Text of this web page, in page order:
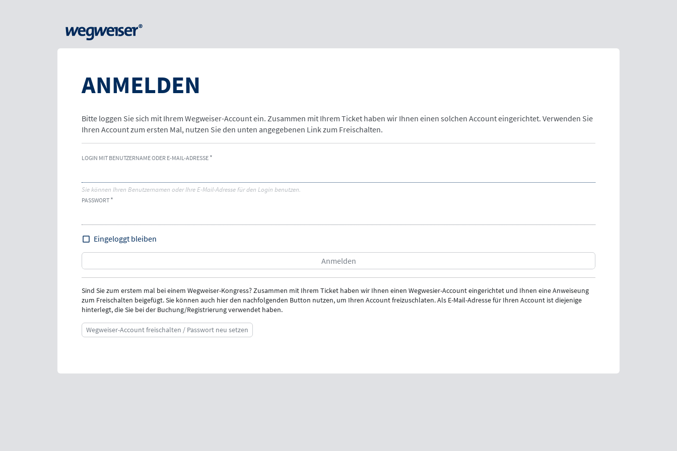
ANMELDEN
Bitte loggen Sie sich mit Ihrem Wegweiser-Account ein. Zusammen mit Ihrem Ticket haben wir Ihnen einen solchen Account eingerichtet. Verwenden Sie
Ihren Account zum ersten Mal, nutzen Sie den unten angegebenen Link zum Freischalten.
LOGIN MIT BENUTZERNAME ODER E-MAIL-ADRESSE
Sie können Ihren Benutzernamen oder Ihre E-Mail-Adresse für den Login benutzen.
PASSWORT
Eingeloggt bleiben
Sind Sie zum erstem mal bei einem Wegweiser-Kongress? Zusammen mit Ihrem Ticket haben wir Ihnen einen Wegwesier-Account eingerichtet und Ihnen eine Anweiseung
zum Freischalten beigefügt. Sie können auch hier den nachfolgenden Button nutzen, um Ihren Account freizuschlaten. Als E-Mail-Adresse für Ihren Account ist diejenige
hinterlegt, die Sie bei der Buchung/Registrierung verwendet haben.
Wegweiser-Account freischalten / Passwort neu setzen